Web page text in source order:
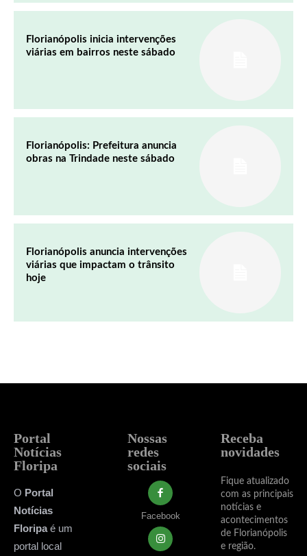
Florianópolis inicia intervenções
viárias em bairros neste sábado
Florianópolis: Prefeitura anuncia
obras na Trindade neste sábado
Florianópolis anuncia intervenções
viárias que impactam o trânsito
hoje
Portal
Notícias
Floripa
O Portal
Notícias
Floripaé um
portal local
Nossas
redes
sociais
Facebook
Receba
novidades
Fique atualizado
com as principais
notícias e
acontecimentos
de Florianópolis
e região.